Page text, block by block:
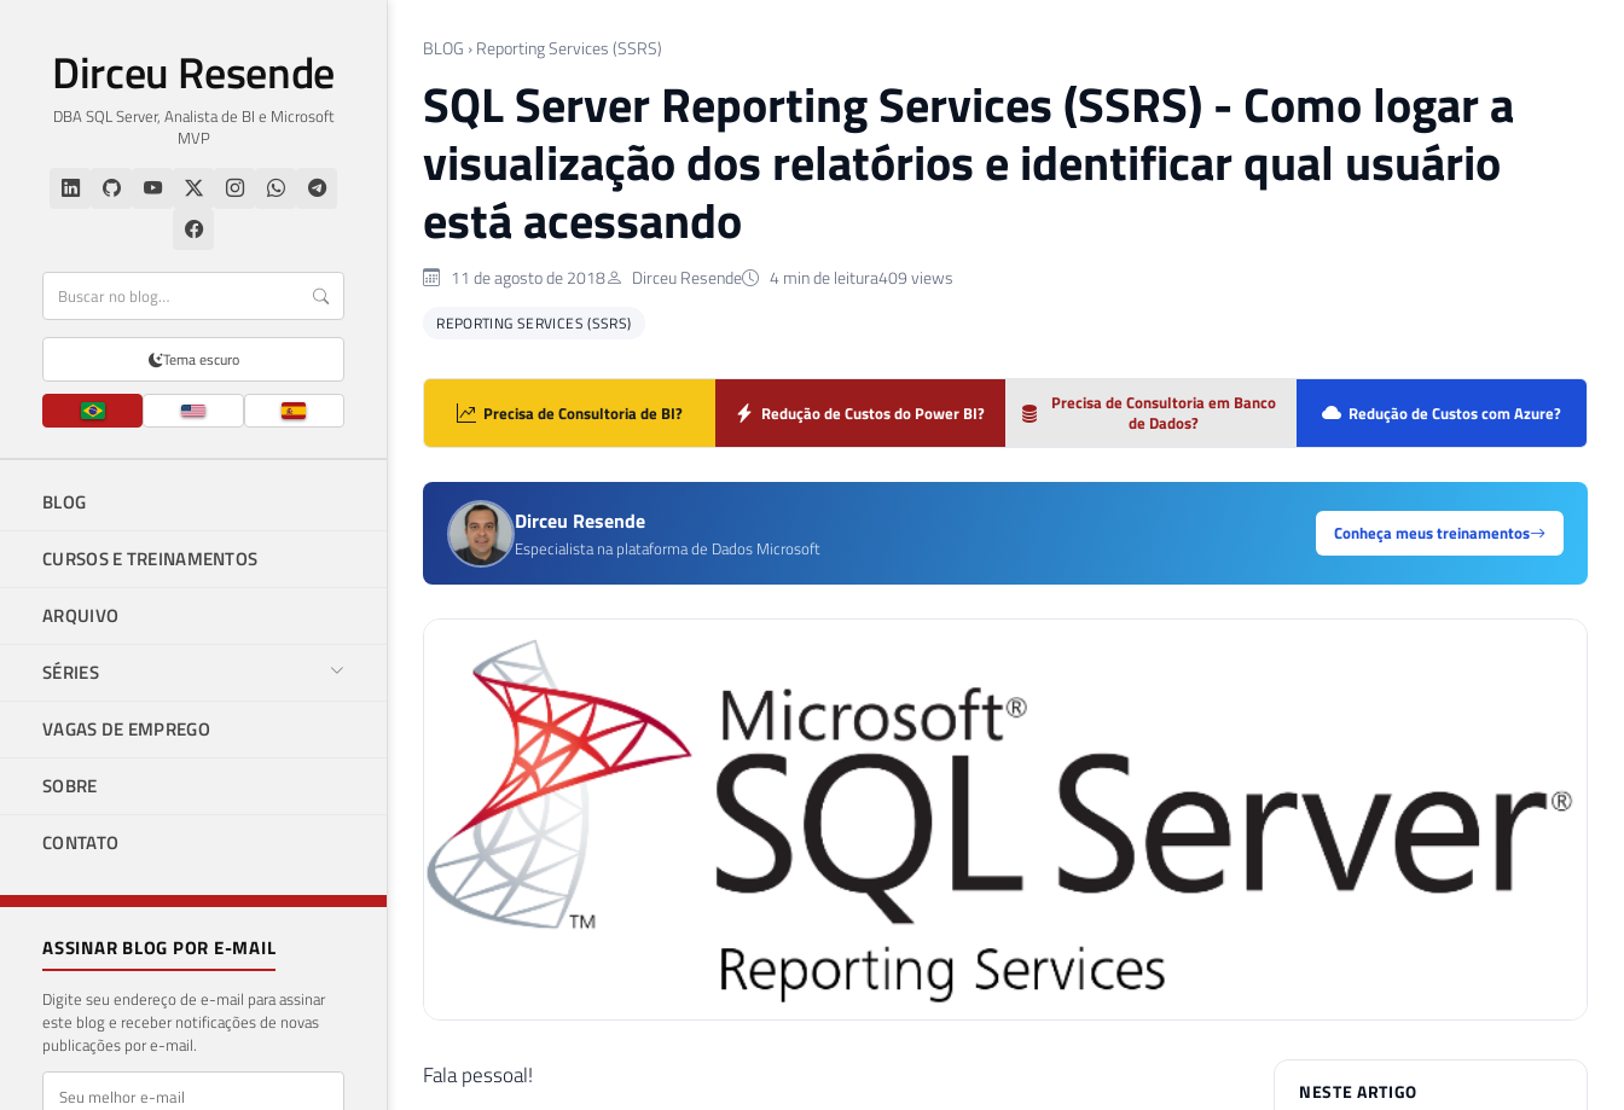
Dirceu Resende
DBA SQL Server, Analista de BI e Microsoft
MVP
Tema escuro
BLOG
CURSOS E TREINAMENTOS
ARQUIVO
SÉRIES
VAGAS DE EMPREGO
SOBRE
CONTATO
ASSINAR BLOG POR E-MAIL
Digite seu endereço de e-mail para assinar
este blog e receber notificações de novas
publicações por e-mail.
E-mail
BLOG › Reporting Services (SSRS)
SQL Server Reporting Services (SSRS) - Como logar a
visualização dos relatórios e identificar qual usuário
está acessando
11 de agosto de 2018 Dirceu Resende 4 min de leitura409 views
REPORTING SERVICES (SSRS)
Precisa de Consultoria de BI? Redução de Custos do Power BI?
Precisa de Consultoria em Banco
de Dados?
Redução de Custos com Azure?
Dirceu Resende
Especialista na plataforma de Dados Microsoft
Conheça meus treinamentos
Fala pessoal!
NESTE ARTIGO